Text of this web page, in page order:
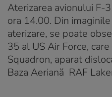
Aterizarea avionului F-
ora 14.00. Din
aterizare, se poate
35 al US Air Force,
Squadron, aparat
Baza Aeriană RAF